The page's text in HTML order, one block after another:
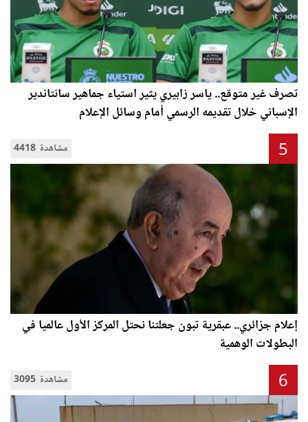
تصرف غير متوقع.. ياسر زابيري يثير استياء جماهير سانتاندير
الإسباني خلال تقديمه الرسمي أمام وسائل الإعلام
4418 مشاهدة 5
إعلام جزائري.. عبقرية تبون جعلتنا نحتل المركز الأول عالميا في
البطولات الوهمية
3095 مشاهدة 6